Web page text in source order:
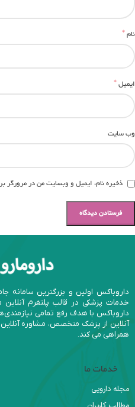
نام*
ایمیل*
وب‌ سایت
ذخیره نام، ایمیل و وبسایت من در مرورگر
داروباکس اولین و بزرگترین سامانه
خدمات پزشکی در قالب پلتفرم
داروباکس با هدف رفع تمامی
آنلاین از پزشک متخصص، مشاوره
همراهی می کند.
خدمات ما
مجله دارویی